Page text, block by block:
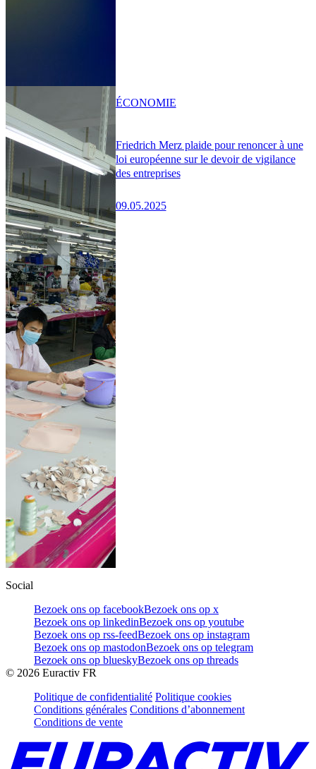
Friedrich Merz plaide pour renoncer à une
loi européenne sur le devoir de vigilance
des entreprises
09.05.2025
ÉCONOMIE
Social
Bezoek ons op facebookBezoek ons op x
Bezoek ons op linkedinBezoek ons op youtube
Bezoek ons op rss-feedBezoek ons op instagram
Bezoek ons op mastodonBezoek ons op telegram
Bezoek ons op blueskyBezoek ons op threads
© 2026 Euractiv FR
Politique de confidentialité Politique cookies
Conditions générales Conditions d’abonnement
Conditions de vente